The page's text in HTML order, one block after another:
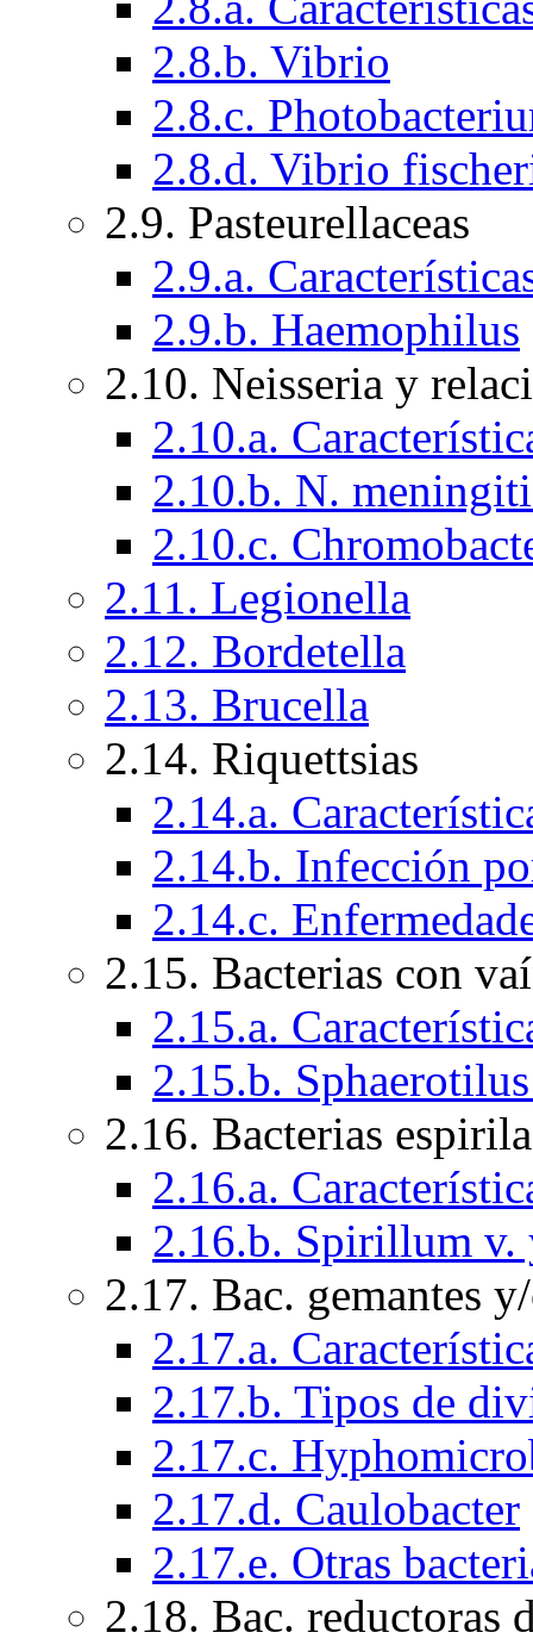
2.8.b. Vibrio
2.8.c.
2.8.d. Vibrio
2.9. Pasteurellaceas
2.9.a.
2.9.b. Haemophilus
2.10. Neisseria y
2.10.a.
2.10.b. N.
2.10.c.
2.11. Legionella
2.12. Bordetella
2.13. Brucella
2.14. Riquettsias
2.14.a.
2.14.b. Infección
2.14.c.
2.15. Bacterias con
2.15.a.
2.15.b.
2.16. Bacterias
2.16.a.
2.16.b. Spirillum
2.17. Bac. gemantes
2.17.a.
2.17.b. Tipos de
2.17.c.
2.17.d. Caulobacter
2.17.e. Otras
2.18. Bac. reductoras